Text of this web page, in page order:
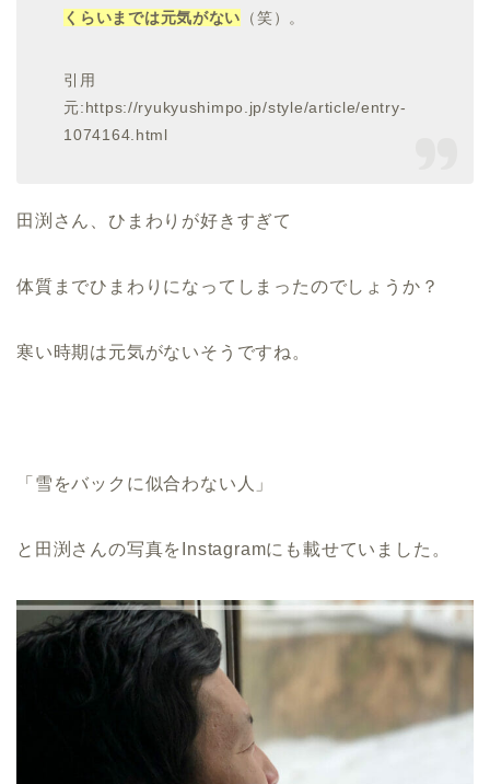
くらいまでは元気がない （笑）。
引用
元:https://ryukyushimpo.jp/style/article/entry-
1074164.html
田渕さん、ひまわりが好きすぎて
体質までひまわりになってしまったのでしょうか？
寒い時期は元気がないそうですね。
「雪をバックに似合わない人」
と田渕さんの写真をInstagramにも載せていました。